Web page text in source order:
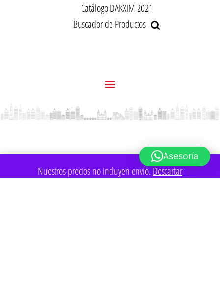
Nuestros precios no incluyen envío. Descartar
Catálogo DAKXIM 2021
Buscador de Productos
Asesoría